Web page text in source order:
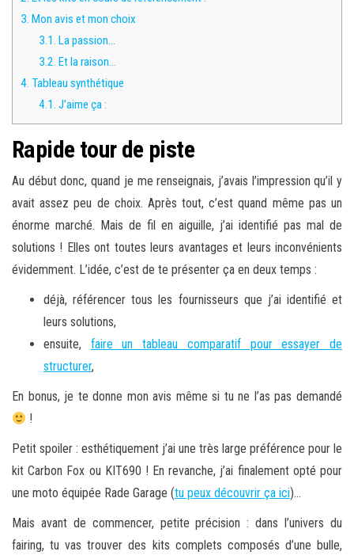
3. Mon avis et mon choix
3.1. La passion…
3.2. Et la raison…
4. Tableau synthétique
4.1. J’aime ça :
Rapide tour de piste
Au début donc, quand je me renseignais, j’avais l’impression qu’il y
avait assez peu de choix. Après tout, c’est quand même pas un
énorme marché. Mais de fil en aiguille, j’ai identifié pas mal de
solutions ! Elles ont toutes leurs avantages et leurs inconvénients
évidemment. L’idée, c’est de te présenter ça en deux temps :
déjà, référencer tous les fournisseurs que j’ai identifié et
leurs solutions,
ensuite, faire un tableau comparatif pour essayer de
structurer,
En bonus, je te donne mon avis même si tu ne l’as pas demandé
!
Petit spoiler : esthétiquement j’ai une très large préférence pour le
kit Carbon Fox ou KIT690 ! En revanche, j’ai finalement opté pour
une moto équipée Rade Garage (tu peux découvrir ça ici)…
Mais avant de commencer, petite précision : dans l’univers du
fairing, tu vas trouver des kits complets composés d’une bulle,